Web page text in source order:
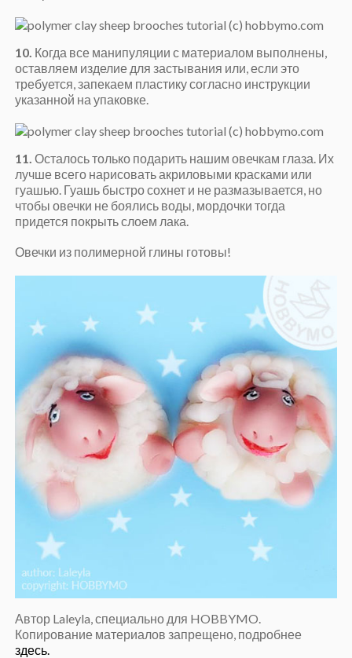
10. Когда все манипуляции с материалом выполнены,
оставляем изделие для застывания или, если это
требуется, запекаем пластику согласно инструкции
указанной на упаковке.
11. Осталось только подарить нашим овечкам глаза. Их
лучше всего нарисовать акриловыми красками или
гуашью. Гуашь быстро сохнет и не размазывается, но
чтобы овечки не боялись воды, мордочки тогда
придется покрыть слоем лака.
Овечки из полимерной глины готовы!
Автор Laleyla, специально для HOBBYMO.
Копирование материалов запрещено, подробнее
здесь.